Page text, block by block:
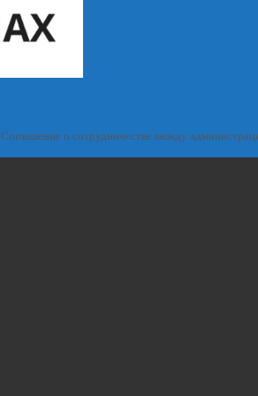
Соглашение о сотрудничестве между